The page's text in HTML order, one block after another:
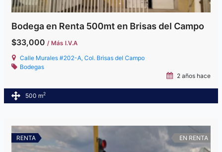
Bodega en Renta 500mt en Brisas del Campo
$33,000 / Más I.V.A
Calle Murales #202-A, Col. Brisas del Campo
Bodegas
2 años hace
500 m2
RENTA EN RENTA